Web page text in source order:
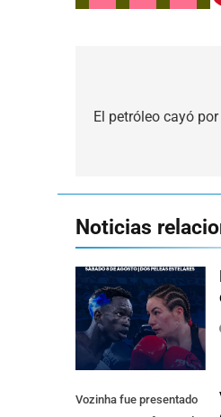
de
El petróleo cayó
Noticias
Vozinha fue presentado